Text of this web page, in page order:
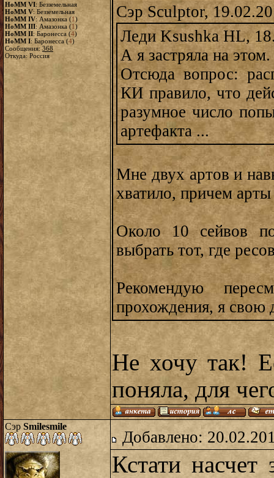
HoMM VI: Безземельная
HoMM V: Безземельная
HoMM IV: Амазонка (1)
HoMM III: Амазонка (1)
HoMM II: Баронесса (4)
HoMM I: Баронесса (4)
Сообщения:368
Откуда: Россия
Сэр Sculptor,
Леди Ksushka HL,
А я застряла на
Отсюда вопрос:
КИ правило, что
разумное число
артефакта ...
Мне двух артов и
хватило, причем
Около 10 сейвов
выбрать тот, где
Рекомендую
прохождения, я свою
Не хочу так!
поняла, для
Сэр Smilesmile
Добавлено:
Кстати